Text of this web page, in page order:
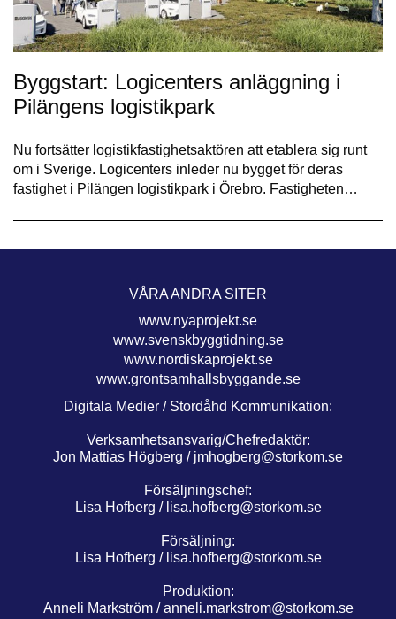
Byggstart: Logicenters anläggning i
Pilängens logistikpark
Nu fortsätter logistikfastighetsaktören att etablera sig runt
om i Sverige. Logicenters inleder nu bygget för deras
fastighet i Pilängen logistikpark i Örebro. Fastigheten…
VÅRA ANDRA SITER
www.nyaprojekt.se
www.svenskbyggtidning.se
www.nordiskaprojekt.se
www.grontsamhallsbyggande.se
Digitala Medier / Stordåhd Kommunikation:
Verksamhetsansvarig/Chefredaktör:
Jon Mattias Högberg / jmhogberg@storkom.se
Försäljningschef:
Lisa Hofberg / lisa.hofberg@storkom.se
Försäljning:
Lisa Hofberg / lisa.hofberg@storkom.se
Produktion:
Anneli Markström /anneli.markstrom@storkom.se